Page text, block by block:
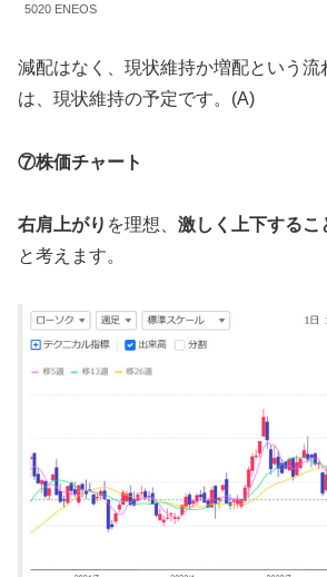
5020 ENEOS
減配はなく、現状維持か増配という流
は、現状維持の予定です。(A)
⑦株価チャート
右肩上がり を理想、 激しく上下するこ
と考えます。